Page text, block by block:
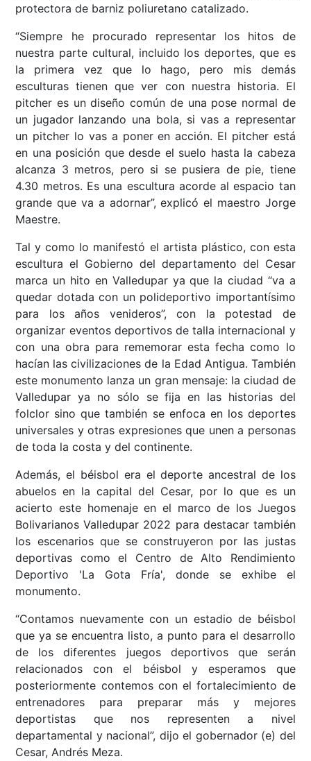
protectora de barniz poliuretano catalizado.
“Siempre he procurado representar los hitos de
nuestra parte cultural, incluido los deportes, que es
la primera vez que lo hago, pero mis demás
esculturas tienen que ver con nuestra historia. El
pitcher es un diseño común de una pose normal de
un jugador lanzando una bola, si vas a representar
un pitcher lo vas a poner en acción. El pitcher está
en una posición que desde el suelo hasta la cabeza
alcanza 3 metros, pero si se pusiera de pie, tiene
4.30 metros. Es una escultura acorde al espacio tan
grande que va a adornar”, explicó el maestro Jorge
Maestre.
Tal y como lo manifestó el artista plástico, con esta
escultura el Gobierno del departamento del Cesar
marca un hito en Valledupar ya que la ciudad “va a
quedar dotada con un polideportivo importantísimo
para los años venideros”, con la potestad de
organizar eventos deportivos de talla internacional y
con una obra para rememorar esta fecha como lo
hacían las civilizaciones de la Edad Antigua. También
este monumento lanza un gran mensaje: la ciudad de
Valledupar ya no sólo se fija en las historias del
folclor sino que también se enfoca en los deportes
universales y otras expresiones que unen a personas
de toda la costa y del continente.
Además, el béisbol era el deporte ancestral de los
abuelos en la capital del Cesar, por lo que es un
acierto este homenaje en el marco de los Juegos
Bolivarianos Valledupar 2022 para destacar también
los escenarios que se construyeron por las justas
deportivas como el Centro de Alto Rendimiento
Deportivo 'La Gota Fría', donde se exhibe el
monumento.
“Contamos nuevamente con un estadio de béisbol
que ya se encuentra listo, a punto para el desarrollo
de los diferentes juegos deportivos que serán
relacionados con el béisbol y esperamos que
posteriormente contemos con el fortalecimiento de
entrenadores para preparar más y mejores
deportistas que nos representen a nivel
departamental y nacional”, dijo el gobernador (e) del
Cesar, Andrés Meza.